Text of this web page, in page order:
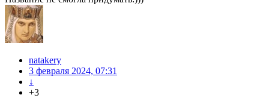
natakery
3 февраля 2024, 07:31
↓
+3